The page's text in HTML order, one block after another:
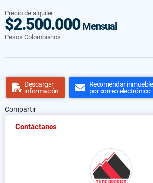
Precio de alquiler
$2.500.000Mensual
Pesos Colombianos
Descargar
información
Recomendar inmueble
por correo electrónico
Compartir
Contáctanos